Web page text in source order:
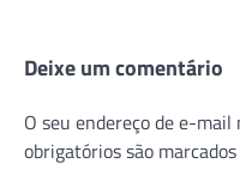
Deixe um comentário
O seu endereço de e-mail
obrigatórios são